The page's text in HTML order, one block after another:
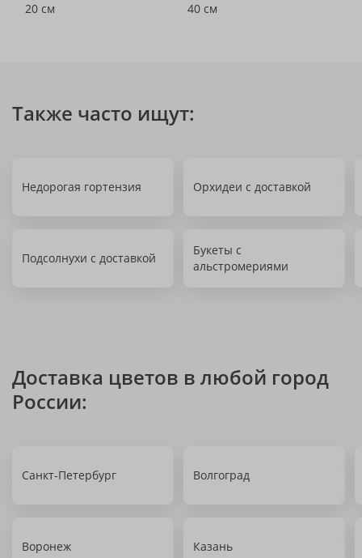
20 см
40 см
Также часто ищут:
Недорогая гортензия Орхидеи с доставкой
Подсолнухи с доставкой
Букеты с
альстромериями
Доставка цветов в любой город
России:
Санкт-Петербург Волгоград
Воронеж Казань